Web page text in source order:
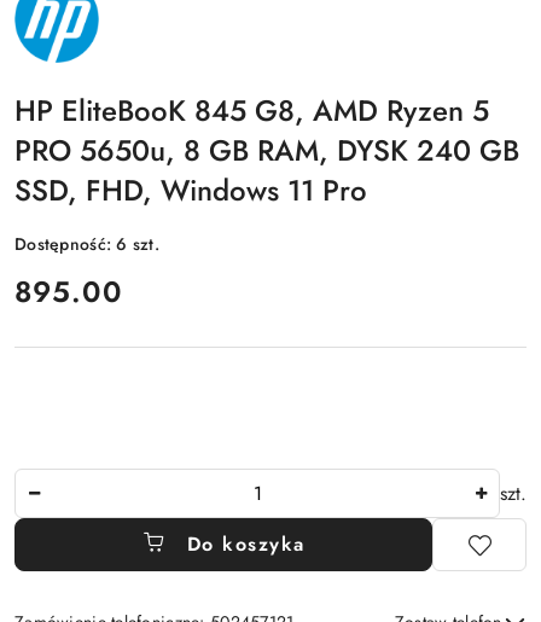
HP
HP EliteBooK 845 G8, AMD Ryzen 5
PRO 5650u, 8 GB RAM, DYSK 240 GB
SSD, FHD, Windows 11 Pro
Dostępność:6 szt.
cena:
895.00
szt.
Do koszyka